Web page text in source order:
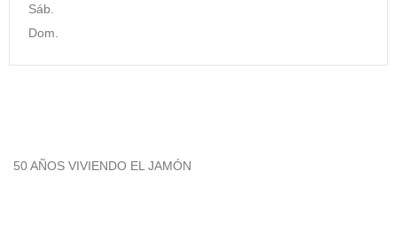
Sáb.
Dom.
50 AÑOS VIVIENDO EL JAMÓN